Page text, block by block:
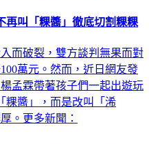
而破裂，雙方談判無果而對
萬元。然而，近日網友發
孟霖帶著孩子們一起出遊玩
醬」，而是改叫「浠